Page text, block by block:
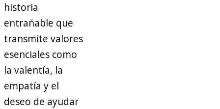
historia
entrañable que
transmite valores
esenciales como
la valentía, la
empatía y el
deseo de ayudar